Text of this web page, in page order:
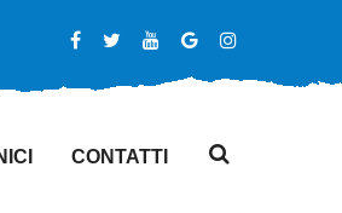
CONTATTI